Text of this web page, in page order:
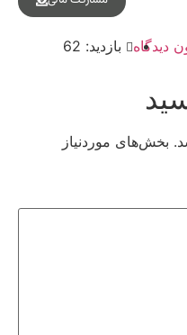
دیدگاه بازدید: 62
بخش‌های موردنیاز